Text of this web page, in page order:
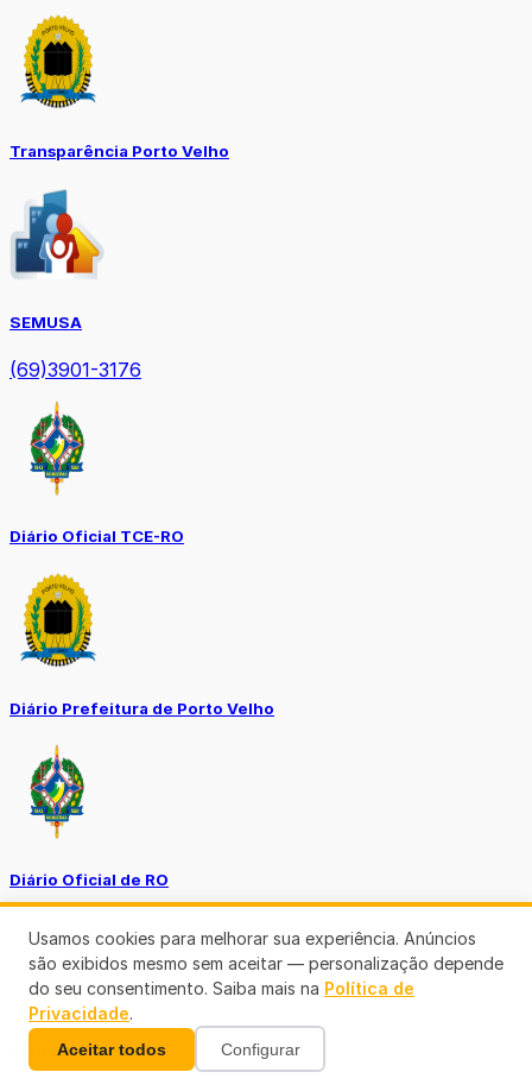
Transparência Porto Velho
SEMUSA
(69)3901-3176
Diário Oficial TCE-RO
Diário Prefeitura de Porto Velho
Diário Oficial de RO
Transparência RO
Usamos cookies para melhorar sua experiência. Anúncios
são exibidos mesmo sem aceitar — personalização depende
do seu consentimento. Saiba mais na Política de
Privacidade.
Aceitar todos Configurar